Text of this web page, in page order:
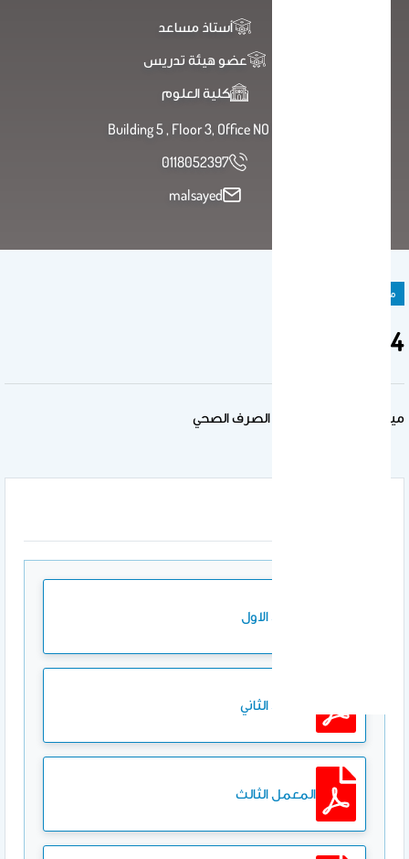
أستاذ مساعد
عضو هيئة تدريس
كلية العلوم
Building 5 , Floor 3, Office NO 73
0118052397
malsayed
مادة دراسية
344 حدق
ميكروبيولوجيا المياه و الصرف الصحي
المعمل الاول
المعمل الثاني
المعمل الثالث